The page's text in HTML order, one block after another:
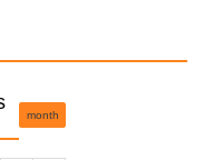
month